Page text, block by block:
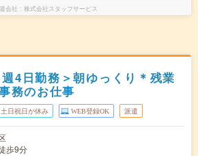
会社 株式会社スタッフサービス
4日勤務＞朝ゆっくり＊残業
務のお仕事
土日祝日が休み WEB登録OK 派遣
歩9分